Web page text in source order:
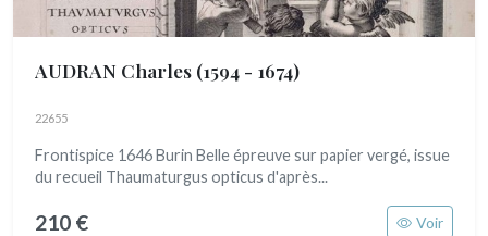
AUDRAN Charles (1594 - 1674)
22655
Frontispice 1646 Burin Belle épreuve sur papier vergé, issue
du recueil Thaumaturgus opticus d'après...
210 € Voir